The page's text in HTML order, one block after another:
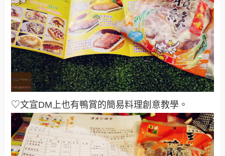
♡文宣DM上也有鴨賞的簡易料理創意教學 。